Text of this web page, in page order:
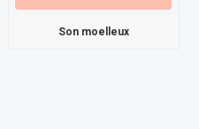
Son moelleux